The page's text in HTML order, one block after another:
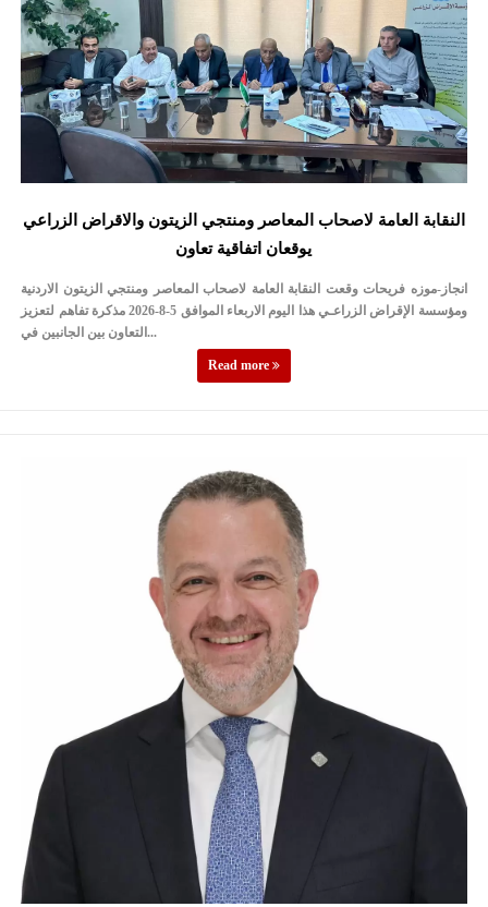
النقابة العامة لاصحاب المعاصر ومنتجي الزيتون والاقراض الزراعي
يوقعان اتفاقية تعاون
انجاز-موزه فريحات وقعت النقابة العامة لاصحاب المعاصر ومنتجي الزيتون الاردنية
ومؤسسة الإقراض الزراعـي هذا اليوم الاربعاء الموافق 5-8-2026 مذكرة تفاهم لتعزيز
التعاون بين الجانبين في...
Read more